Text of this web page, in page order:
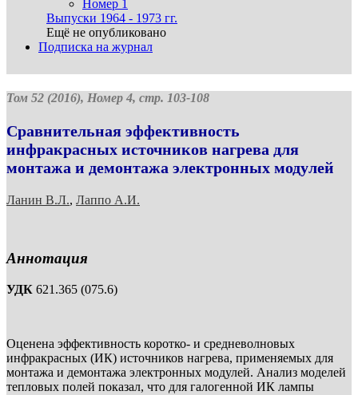
Номер 1
Выпуски 1964 - 1973 гг.
Ещё не опубликовано
Подписка на журнал
Том 52 (2016), Номер 4, стр. 103-108
Сравнительная эффективность
инфракрасных источников нагрева для
монтажа и демонтажа электронных модулей
Ланин В.Л., Лаппо А.И.
Аннотация
УДК 621.365 (075.6)
Оценена эффективность коротко- и средневолновых
инфракрасных (ИК) источников нагрева, применяемых для
монтажа и демонтажа электронных модулей. Анализ моделей
тепловых полей показал, что для галогенной ИК лампы